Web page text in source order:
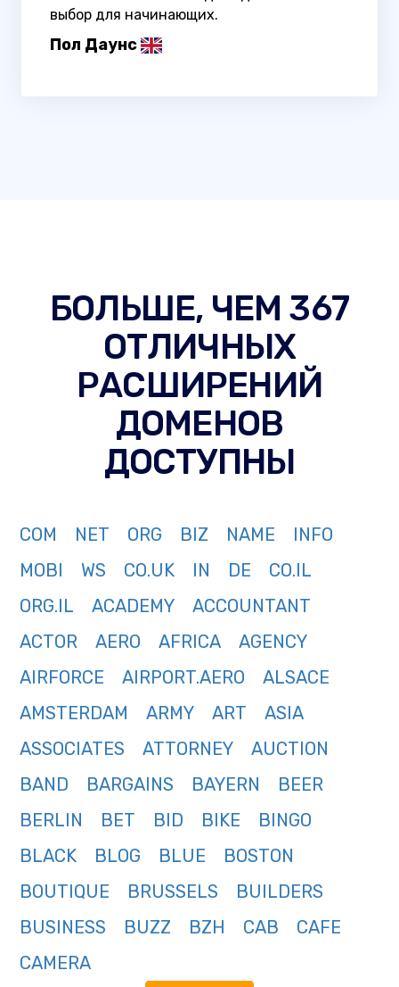
выбор для начинающих.
Пол Даунс
БОЛЬШЕ, ЧЕМ 367
ОТЛИЧНЫХ
РАСШИРЕНИЙ
ДОМЕНОВ
ДОСТУПНЫ
COM NET ORG BIZ NAME
INFO
MOBI
WS CO.UK IN DE
CO.IL
ORG.IL
ACADEMY
ACCOUNTANT
ACTOR
AERO AFRICA
AGENCY
AIRFORCE
AIRPORT.AERO
ALSACE
AMSTERDAM
ARMY ART
ASIA
ASSOCIATES
ATTORNEY
AUCTION
BAND
BARGAINS BAYERN
BEER
BERLIN
BET BID BIKE
BINGO
BLACK
BLOG BLUE
BOSTON
BOUTIQUE
BRUSSELS
BUILDERS
BUSINESS
BUZZ BZH CAB
CAFE
CAMERA